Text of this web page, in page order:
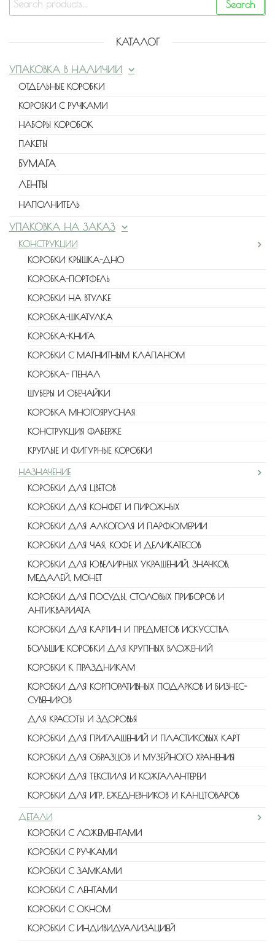
Search
КАТАЛОГ
УПАКОВКА В НАЛИЧИИ
ОТДЕЛЬНЫЕ КОРОБКИ
КОРОБКИ С РУЧКАМИ
НАБОРЫ КОРОБОК
ПАКЕТЫ
БУМАГА
ЛЕНТЫ
НАПОЛНИТЕЛЬ
УПАКОВКА НА ЗАКАЗ
КОНСТРУКЦИИ
КОРОБКИ КРЫШКА-ДНО
КОРОБКА-ПОРТФЕЛЬ
КОРОБКИ НА ВТУЛКЕ
КОРОБКА-ШКАТУЛКА
КОРОБКА-КНИГА
КОРОБКИ С МАГНИТНЫМ КЛАПАНОМ
КОРОБКА- ПЕНАЛ
ШУБЕРЫ И ОБЕЧАЙКИ
КОРОБКА МНОГОЯРУСНАЯ
КОНСТРУКЦИЯ ФАБЕРЖЕ
КРУГЛЫЕ И ФИГУРНЫЕ КОРОБКИ
НАЗНАЧЕНИЕ
КОРОБКИ ДЛЯ ЦВЕТОВ
КОРОБКИ ДЛЯ КОНФЕТ И ПИРОЖНЫХ
КОРОБКИ ДЛЯ АЛКОГОЛЯ И ПАРФЮМЕРИИ
КОРОБКИ ДЛЯ ЧАЯ, КОФЕ И ДЕЛИКАТЕСОВ
КОРОБКИ ДЛЯ ЮВЕЛИРНЫХ УКРАШЕНИЙ, ЗНАЧКОВ,
МЕДАЛЕЙ, МОНЕТ
КОРОБКИ ДЛЯ ПОСУДЫ, СТОЛОВЫХ ПРИБОРОВ И
АНТИКВАРИАТА
КОРОБКИ ДЛЯ КАРТИН И ПРЕДМЕТОВ ИСКУССТВА
БОЛЬШИЕ КОРОБКИ ДЛЯ КРУПНЫХ ВЛОЖЕНИЙ
КОРОБКИ К ПРАЗДНИКАМ
КОРОБКИ ДЛЯ КОРПОРАТИВНЫХ ПОДАРКОВ И БИЗНЕС-
СУВЕНИРОВ
ДЛЯ КРАСОТЫ И ЗДОРОВЬЯ
КОРОБКИ ДЛЯ ПРИГЛАШЕНИЙ И ПЛАСТИКОВЫХ КАРТ
КОРОБКИ ДЛЯ ОБРАЗЦОВ И МУЗЕЙНОГО ХРАНЕНИЯ
КОРОБКИ ДЛЯ ТЕКСТИЛЯ И КОЖГАЛАНТЕРЕИ
КОРОБКИ ДЛЯ ИГР, ЕЖЕДНЕВНИКОВ И КАНЦТОВАРОВ
ДЕТАЛИ
КОРОБКИ С ЛОЖЕМЕНТАМИ
КОРОБКИ С РУЧКАМИ
КОРОБКИ С ЗАМКАМИ
КОРОБКИ С ЛЕНТАМИ
КОРОБКИ С ОКНОМ
КОРОБКИ С ИНДИВИДУАЛИЗАЦИЕЙ